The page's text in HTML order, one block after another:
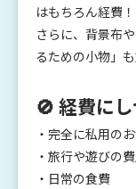
はもちろん経費！
さらに、背景布
るための小物」
🚫 経費に
・完全に私用の
・旅行や遊びの
・日常の食費